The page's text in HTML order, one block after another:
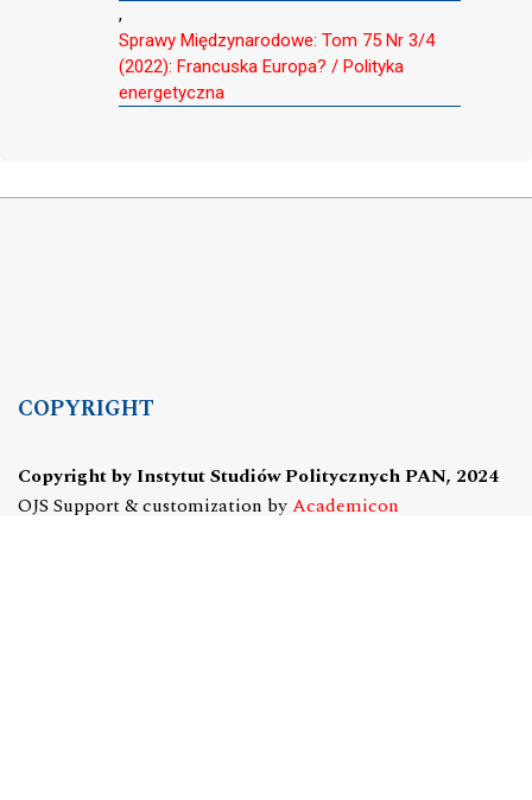
,
Sprawy Międzynarodowe: Tom 75 Nr 3/4
(2022): Francuska Europa? / Polityka
energetyczna
COPYRIGHT
Copyright by Instytut Studiów Politycznych PAN, 2024
OJS Support & customization byAcademicon